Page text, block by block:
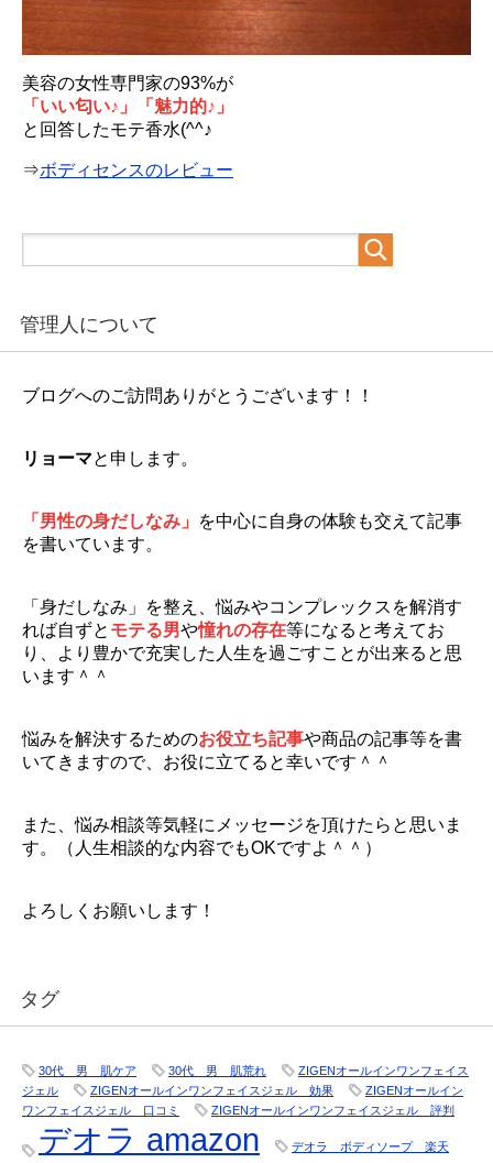
美容の女性専門家の93%が
「いい匂い♪」「魅力的♪」
と回答したモテ香水(^^♪
⇒ボディセンスのレビュー
管理人について
ブログへのご訪問ありがとうございます！！
リョーマと申します。
「男性の身だしなみ」
を中心に自身の体験も交えて記事
を書いています。
「身だしなみ」を整え、悩みやコンプレックスを解消す
れば自ずと モテる男や憧れの存在等になると考えてお
り、より豊かで充実した人生を過ごすことが出来ると思
います＾＾
悩みを解決するためのお役立ち記事や商品の記事等を書
いてきますので、お役に立てると幸いです＾＾
また、悩み相談等気軽にメッセージを頂けたらと思いま
す。（人生相談的な内容でもOKですよ＾＾）
よろしくお願いします！
タグ
30代 男 肌ケア 30代 男 肌荒れ
ZIGENオールインワンフェイス
ジェル
ZIGENオールインワンフェイスジェル 効果
ZIGENオールイン
ワンフェイスジェル 口コミ
ZIGENオールインワンフェイスジェル 評判
デオラ amazon デオラ ボディソープ 楽天